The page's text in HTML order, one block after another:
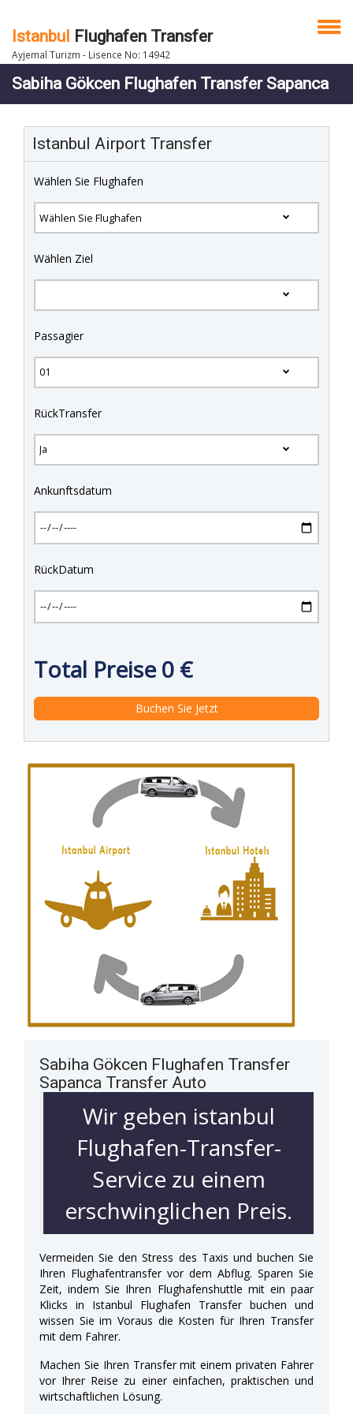
Istanbul Flughafen Transfer
Ayjemal Turizm - Lisence No: 14942
Sabiha Gökcen Flughafen Transfer Sapanca
Istanbul Airport Transfer
Wählen Sie Flughafen
Wählen Ziel
Passagier
RückTransfer
Ankunftsdatum
RückDatum
Total Preise0 €
Sabiha Gökcen Flughafen Transfer
Sapanca Transfer Auto
Wir geben istanbul
Flughafen-Transfer-
Service zu einem
erschwinglichen Preis.
Vermeiden Sie den Stress des Taxis und buchen Sie
Ihren Flughafentransfer vor dem Abflug. Sparen Sie
Zeit, indem Sie Ihren Flughafenshuttle mit ein paar
Klicks in Istanbul Flughafen Transfer buchen und
wissen Sie im Voraus die Kosten für Ihren Transfer
mit dem Fahrer.
Machen Sie Ihren Transfer mit einem privaten Fahrer
vor Ihrer Reise zu einer einfachen, praktischen und
wirtschaftlichen Lösung.